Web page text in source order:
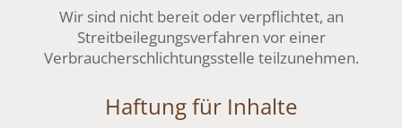
Wir sind nicht bereit oder verpflichtet, an
Streitbeilegungsverfahren vor einer
Verbraucherschlichtungsstelle teilzunehmen.
Haftung für Inhalte